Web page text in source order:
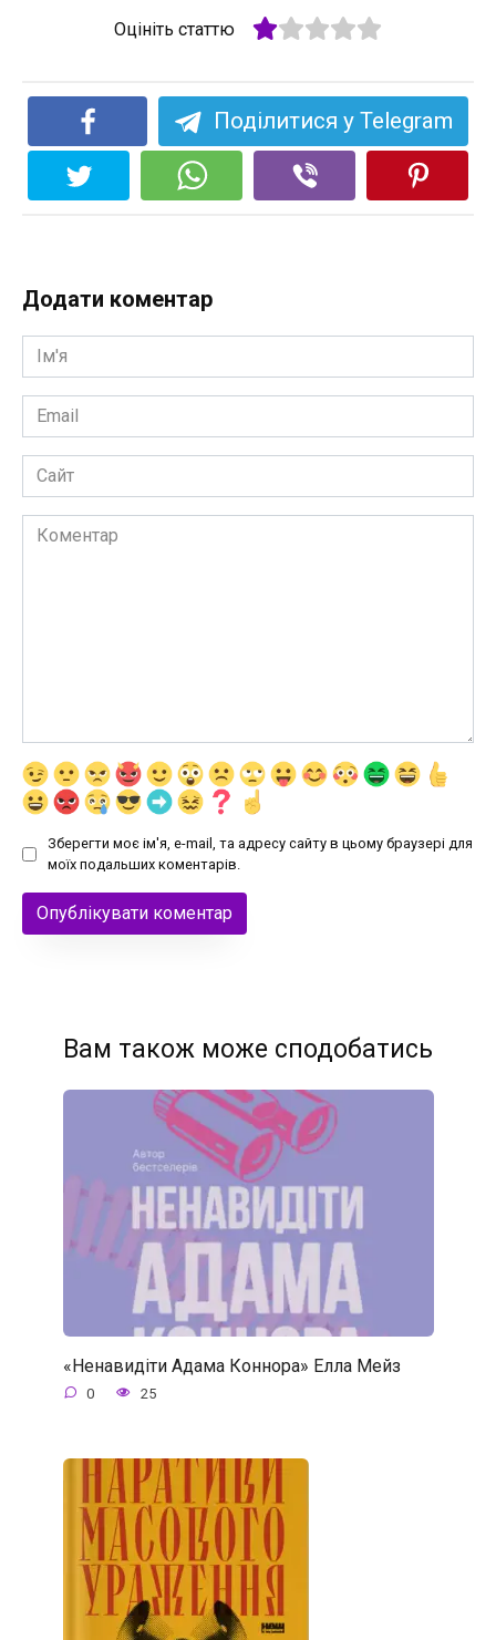
Оцініть статтю
Поділитися у Telegram
Додати коментар
Ім'я
*
Email
*
Сайт
Коментар
Зберегти моє ім'я, e-mail, та адресу сайту в цьому браузері для
моїх подальших коментарів.
Вам також може сподобатись
«Ненавидіти Адама Коннора» Елла Мейз
0 25